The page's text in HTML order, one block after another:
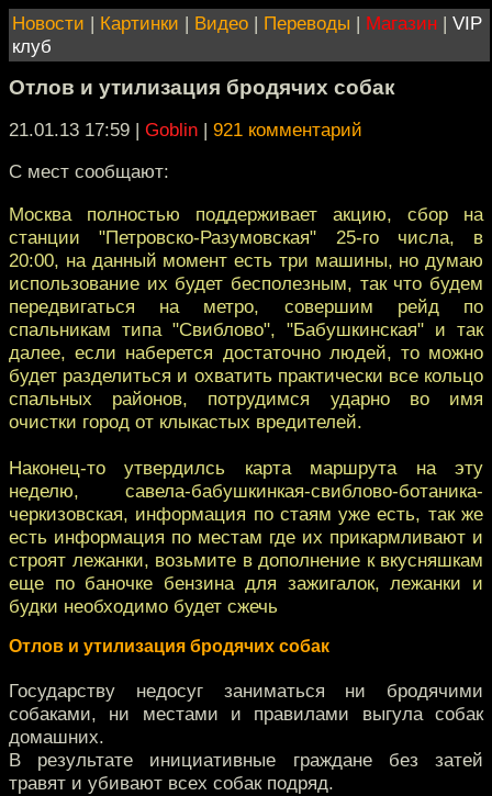
Новости | Картинки | Видео | Переводы | Магазин | VIP
клуб
Отлов и утилизация бродячих собак
21.01.13 17:59 | Goblin | 921 комментарий
С мест сообщают:
Москва полностью поддерживает акцию, сбор на
станции "Петровско-Разумовская" 25-го числа, в
20:00, на данный момент есть три машины, но думаю
использование их будет бесполезным, так что будем
передвигаться на метро, совершим рейд по
спальникам типа "Свиблово", "Бабушкинская" и так
далее, если наберется достаточно людей, то можно
будет разделиться и охватить практически все кольцо
спальных районов, потрудимся ударно во имя
очистки город от клыкастых вредителей.
Наконец-то утвердилсь карта маршрута на эту
неделю, савела-бабушкинкая-свиблово-ботаника-
черкизовская, информация по стаям уже есть, так же
есть информация по местам где их прикармливают и
строят лежанки, возьмите в дополнение к вкусняшкам
еще по баночке бензина для зажигалок, лежанки и
будки необходимо будет сжечь
Отлов и утилизация бродячих собак
Государству недосуг заниматься ни бродячими
собаками, ни местами и правилами выгула собак
домашних.
В результате инициативные граждане без затей
травят и убивают всех собак подряд.